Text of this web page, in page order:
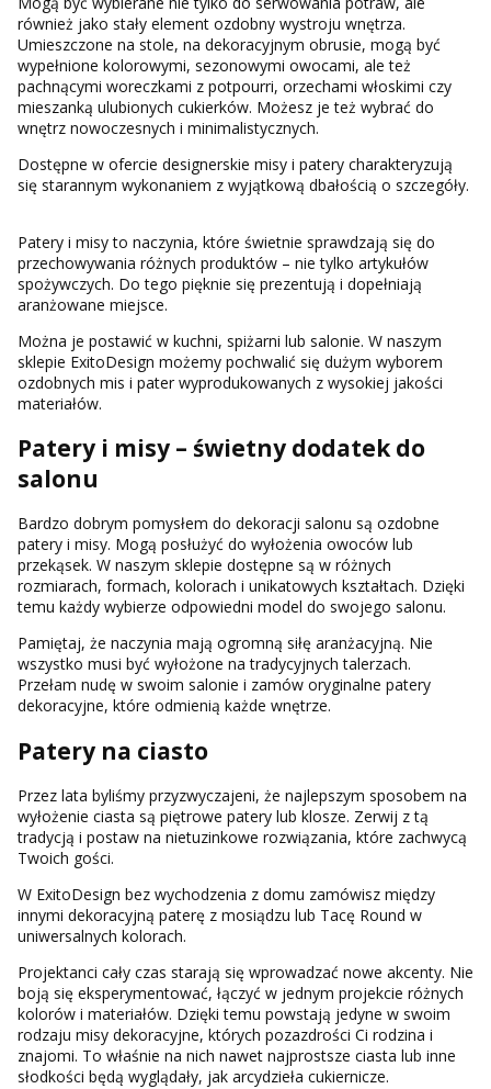
również jako stały element ozdobny wystroju wnętrza.
Umieszczone na stole, na dekoracyjnym obrusie, mogą być
wypełnione kolorowymi, sezonowymi owocami, ale też
pachnącymi woreczkami z potpourri, orzechami włoskimi czy
mieszanką ulubionych cukierków. Możesz je też wybrać do
wnętrz nowoczesnych i minimalistycznych.
Dostępne w ofercie designerskie misy i patery charakteryzują
się starannym wykonaniem z wyjątkową dbałością o szczegóły.
Patery i misy to naczynia, które świetnie sprawdzają się do
przechowywania różnych produktów – nie tylko artykułów
spożywczych. Do tego pięknie się prezentują i dopełniają
aranżowane miejsce.
Można je postawić w kuchni, spiżarni lub salonie. W naszym
sklepie ExitoDesign możemy pochwalić się dużym wyborem
ozdobnych mis i pater wyprodukowanych z wysokiej jakości
materiałów.
Patery i misy – świetny dodatek do
salonu
Bardzo dobrym pomysłem do dekoracji salonu są ozdobne
patery i misy. Mogą posłużyć do wyłożenia owoców lub
przekąsek. W naszym sklepie dostępne są w różnych
rozmiarach, formach, kolorach i unikatowych kształtach. Dzięki
temu każdy wybierze odpowiedni model do swojego salonu.
Pamiętaj, że naczynia mają ogromną siłę aranżacyjną. Nie
wszystko musi być wyłożone na tradycyjnych talerzach.
Przełam nudę w swoim salonie i zamów oryginalne patery
dekoracyjne, które odmienią każde wnętrze.
Patery na ciasto
Przez lata byliśmy przyzwyczajeni, że najlepszym sposobem na
wyłożenie ciasta są piętrowe patery lub klosze. Zerwij z tą
tradycją i postaw na nietuzinkowe rozwiązania, które zachwycą
Twoich gości.
W ExitoDesign bez wychodzenia z domu zamówisz między
innymi dekoracyjną paterę z mosiądzu lub Tacę Round w
uniwersalnych kolorach.
Projektanci cały czas starają się wprowadzać nowe akcenty. Nie
boją się eksperymentować, łączyć w jednym projekcie różnych
kolorów i materiałów. Dzięki temu powstają jedyne w swoim
rodzaju misy dekoracyjne, których pozazdrości Ci rodzina i
znajomi. To właśnie na nich nawet najprostsze ciasta lub inne
słodkości będą wyglądały, jak arcydzieła cukiernicze.